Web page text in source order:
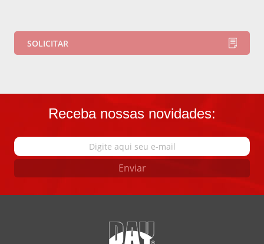
Receba nossas novidades:
Enviar